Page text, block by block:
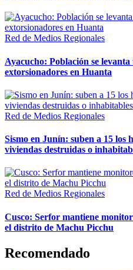
Red de Medios Regionales
Ayacucho: Población se
extorsionadores en Huanta
Red de Medios Regionales
Sismo en Junín: suben a 15 los
viviendas destruidas o
Red de Medios Regionales
Cusco: Serfor mantiene
el distrito de Machu Picchu
Recomendado